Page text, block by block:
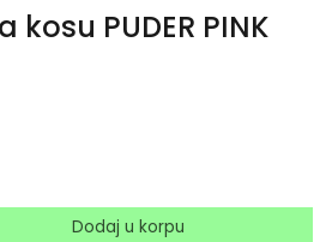
kosu PUDER PINK
Dodaj u korpu